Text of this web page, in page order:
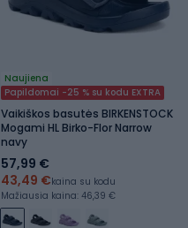
Naujiena
Papildomai -25 % su kodu EXTRA
Vaikiškos basutės BIRKENSTOCK
Mogami HL Birko-Flor Narrow
navy
57,99 €
43,49 €kaina su kodu
Mažiausia kaina: 46,39 €